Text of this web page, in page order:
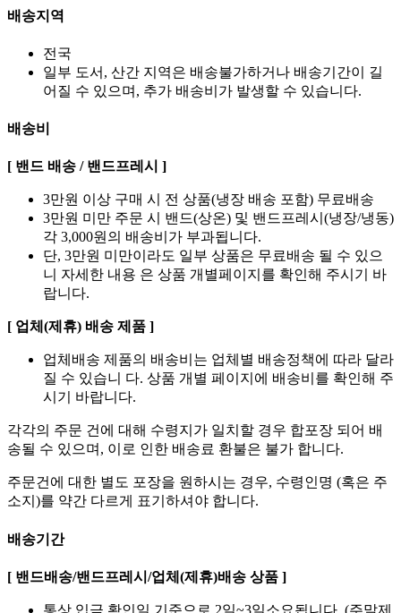
배송지역
전국
일부 도서, 산간 지역은 배송불가하거나 배송기간이 길
어질 수 있으며, 추가 배송비가 발생할 수 있습니다.
배송비
[ 밴드 배송 / 밴드프레시 ]
3만원 이상 구매 시 전 상품(냉장 배송 포함) 무료배송
3만원 미만 주문 시 밴드(상온) 및 밴드프레시(냉장/냉동)
각 3,000원의 배송비가 부과됩니다.
단, 3만원 미만이라도 일부 상품은 무료배송 될 수 있으
니 자세한 내용 은 상품 개별페이지를 확인해 주시기 바
랍니다.
[ 업체(제휴) 배송 제품 ]
업체배송 제품의 배송비는 업체별 배송정책에 따라 달라
질 수 있습니 다. 상품 개별 페이지에 배송비를 확인해 주
시기 바랍니다.
각각의 주문 건에 대해 수령지가 일치할 경우 합포장 되어 배
송될 수 있으며, 이로 인한 배송료 환불은 불가 합니다.
주문건에 대한 별도 포장을 원하시는 경우, 수령인명 (혹은 주
소지)를 약간 다르게 표기하셔야 합니다.
배송기간
[ 밴드배송/밴드프레시/업체(제휴)배송 상품 ]
통상 입금 확인일 기준으로 2일~3일소요됩니다. (주말제